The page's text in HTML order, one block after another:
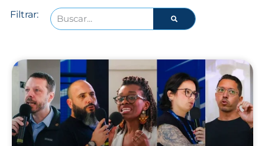
Filtrar: